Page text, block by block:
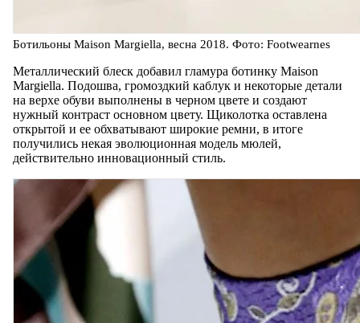
Ботильоны Maison Margiella, весна 2018. Фото: Footwearnes
Металлический блеск добавил гламура ботинку Maison
Margiella. Подошва, громоздкий каблук и некоторые детали
на верхе обуви выполнены в черном цвете и создают
нужный контраст основном цвету. Щиколотка оставлена
открытой и ее обхватывают широкие ремни, в итоге
получились некая эволюционная модель мюлей,
действительно инновационный стиль.